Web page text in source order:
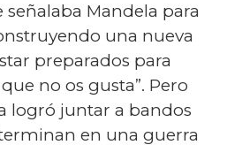
Mandela para
una nueva
preparados para
no os gusta”. Pero
logró juntar a bandos
en una guerra